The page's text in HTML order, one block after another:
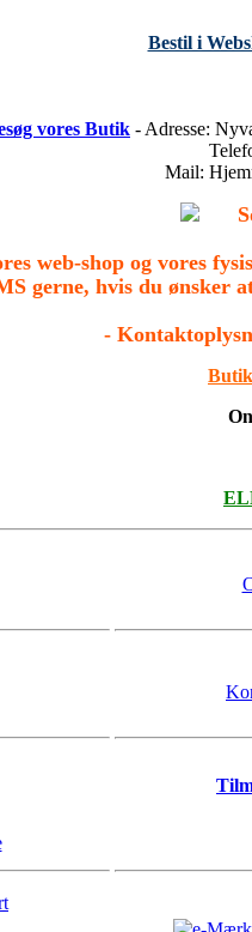
Bestil i
vores Butik - Adresse:
Mail:
web-shop og vores
gerne, hvis du ønsker
-